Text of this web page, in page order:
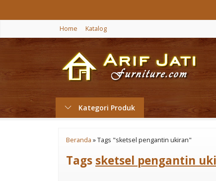
Home Katalog
Kategori Produk
Beranda »Tags "sketsel pengantin ukiran"
Tags sketsel pengantin